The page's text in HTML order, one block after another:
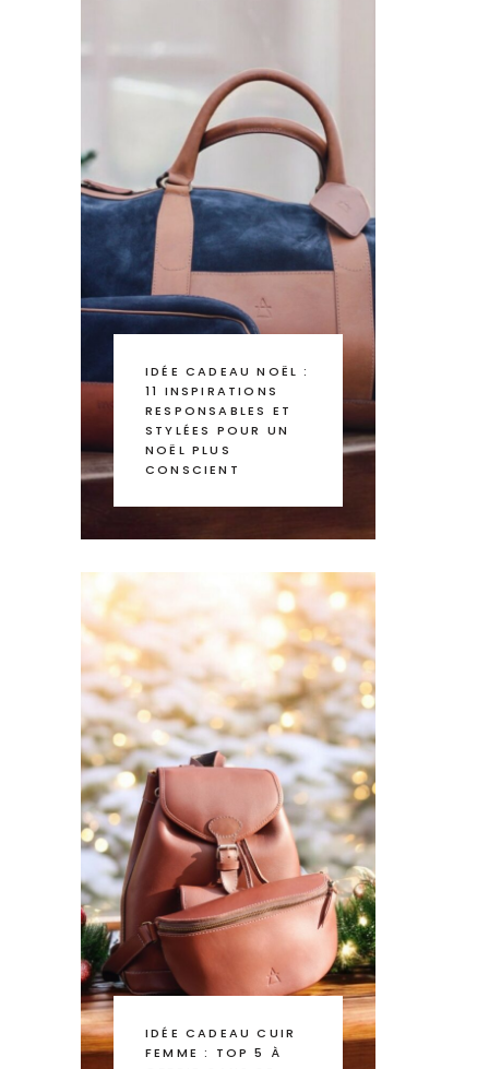
IDÉE CADEAU NOËL :
11 INSPIRATIONS
RESPONSABLES ET
STYLÉES POUR UN
NOËL PLUS
CONSCIENT
IDÉE CADEAU CUIR
FEMME : TOP 5 À